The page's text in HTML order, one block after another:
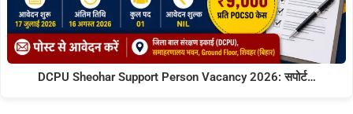
DCPU Sheohar Support Person Vacancy 2026: सपोर्ट…